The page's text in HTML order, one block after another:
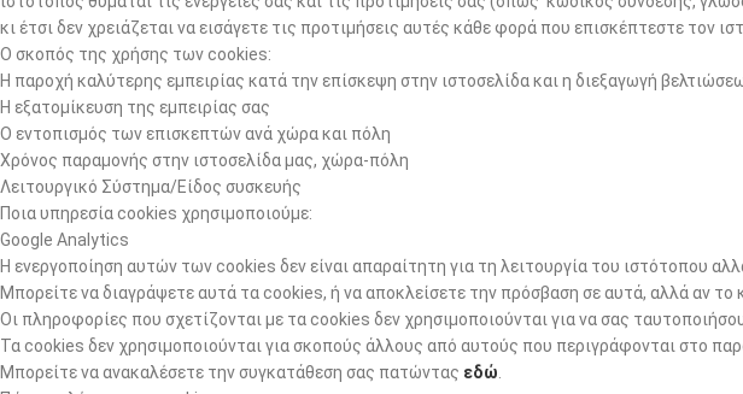
κι έτσι δεν χρειάζεται να εισάγετε τις προτιμήσεις αυτές κάθε φορά που επισκέπτεστε τον
Ο σκοπός της χρήσης των cookies:
Η παροχή καλύτερης εμπειρίας κατά την επίσκεψη στην ιστοσελίδα και η διεξαγωγή
Η εξατομίκευση της εμπειρίας σας
Ο εντοπισμός των επισκεπτών ανά χώρα και πόλη
Χρόνος παραμονής στην ιστοσελίδα μας, χώρα-πόλη
Λειτουργικό Σύστημα/Είδος συσκευής
Ποια υπηρεσία cookies χρησιμοποιούμε:
Google Analytics
Η ενεργοποίηση αυτών των cookies δεν είναι απαραίτητη για τη λειτουργία του ιστότοπου
Μπορείτε να διαγράψετε αυτά τα cookies, ή να αποκλείσετε την πρόσβαση σε αυτά, αλλά αν
Οι πληροφορίες που σχετίζονται με τα cookies δεν χρησιμοποιούνται για να σας
Τα cookies δεν χρησιμοποιούνται για σκοπούς άλλους από αυτούς που περιγράφονται στο
Μπορείτε να ανακαλέσετε την συγκατάθεση σας πατώντας εδώ